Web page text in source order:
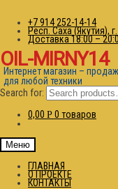
+7 914 252-14-14
Респ. Саха (Якутия),
Доставка 18:00 –
OIL-MIRNY14
Интернет магазин –
для любой техники
Search for:
0,00 Р 0 товаров
Меню
ГЛАВНАЯ
О ПРОЕКТЕ
КОНТАКТЫ